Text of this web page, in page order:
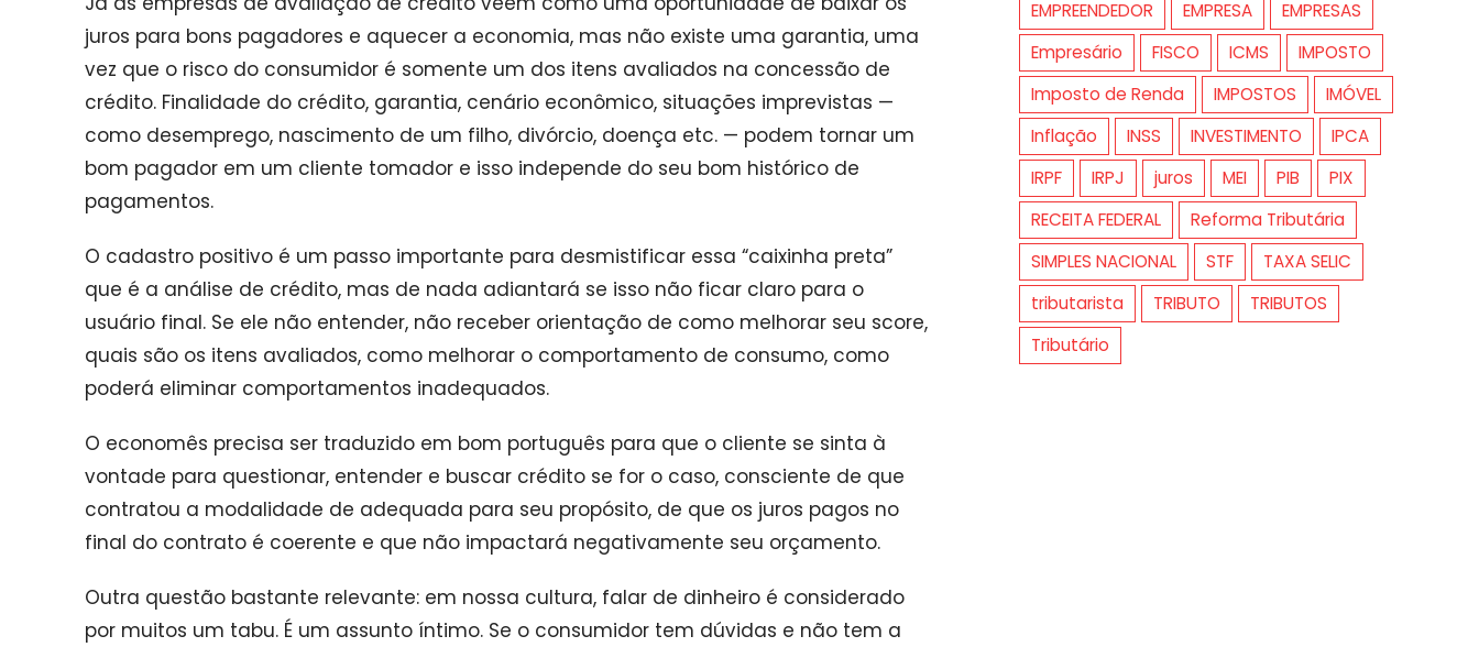
juros para bons pagadores e aquecer a economia, mas não existe uma garantia, uma
vez que o risco do consumidor é somente um dos itens avaliados na concessão de
crédito. Finalidade do crédito, garantia, cenário econômico, situações imprevistas —
como desemprego, nascimento de um filho, divórcio, doença etc. — podem tornar um
bom pagador em um cliente tomador e isso independe do seu bom histórico de
pagamentos.
O cadastro positivo é um passo importante para desmistificar essa “caixinha preta”
que é a análise de crédito, mas de nada adiantará se isso não ficar claro para o
usuário final. Se ele não entender, não receber orientação de como melhorar seu score,
quais são os itens avaliados, como melhorar o comportamento de consumo, como
poderá eliminar comportamentos inadequados.
O economês precisa ser traduzido em bom português para que o cliente se sinta à
vontade para questionar, entender e buscar crédito se for o caso, consciente de que
contratou a modalidade de adequada para seu propósito, de que os juros pagos no
final do contrato é coerente e que não impactará negativamente seu orçamento.
Outra questão bastante relevante: em nossa cultura, falar de dinheiro é considerado
por muitos um tabu. É um assunto íntimo. Se o consumidor tem dúvidas e não tem a
EMPREENDEDOR
EMPRESA
EMPRESAS
Empresário
FISCO ICMS
IMPOSTO
Imposto de Renda
IMPOSTOS
IMÓVEL
Inflação
INSS INVESTIMENTO
IPCA
IRPF
IRPJ juros MEI PIB
PIX
RECEITA FEDERAL
Reforma Tributária
SIMPLES NACIONAL
STF
TAXA SELIC
tributarista
TRIBUTO
TRIBUTOS
Tributário